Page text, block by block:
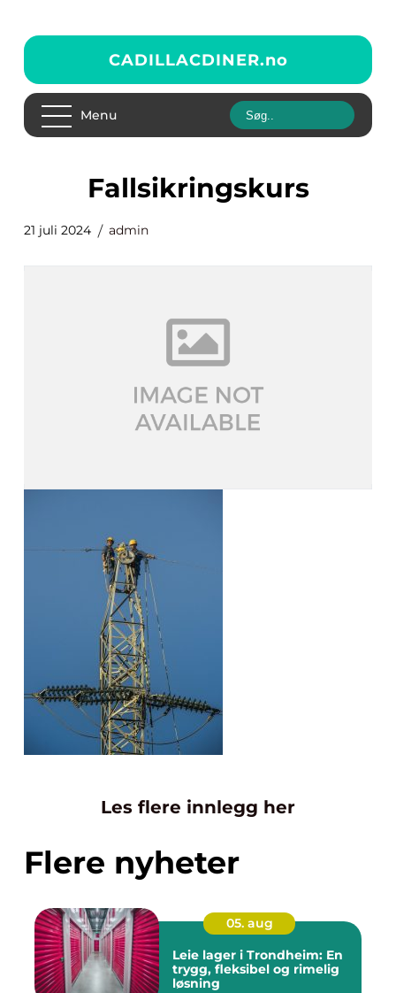
CADILLACDINER.no
Menu
Fallsikringskurs
21 juli 2024 admin
Les flere innlegg her
Flere nyheter
05. aug
Leie lager i Trondheim: En
trygg, fleksibel og rimelig
løsning